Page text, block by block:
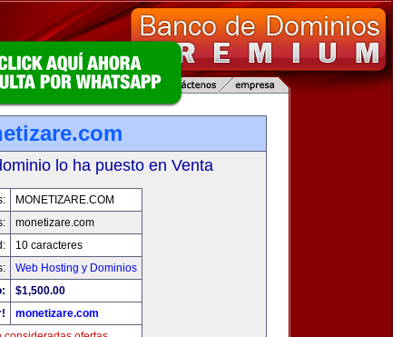
lo ha puesto en Venta
MONETIZARE.COM
monetizare.com
10 caracteres
Web Hosting y Dominios
$1,500.00
monetizare.com